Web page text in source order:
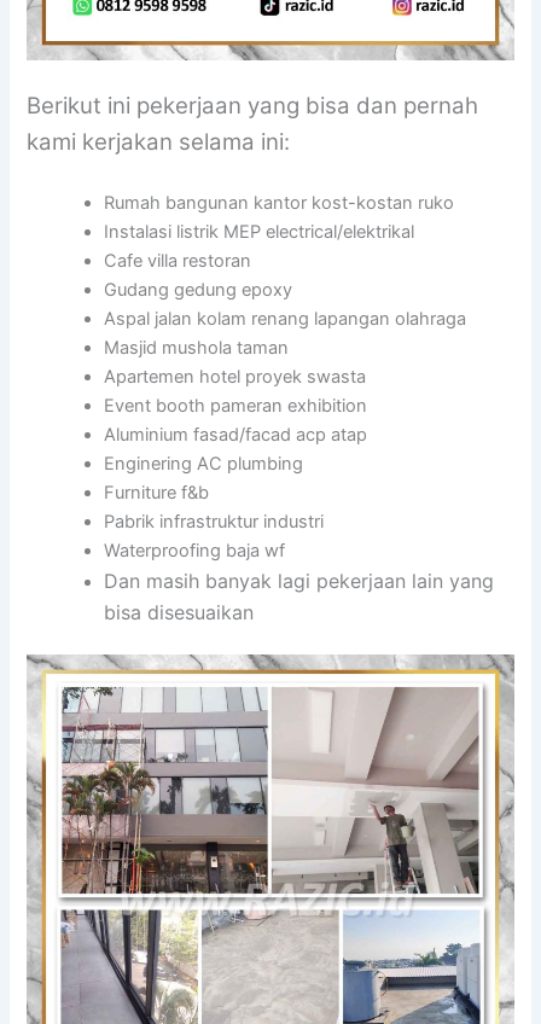
Berikut ini pekerjaan yang bisa dan pernah
kami kerjakan selama ini:
Rumah bangunan kantor kost-kostan ruko
Instalasi listrik MEP electrical/elektrikal
Cafe villa restoran
Gudang gedung epoxy
Aspal jalan kolam renang lapangan olahraga
Masjid mushola taman
Apartemen hotel proyek swasta
Event booth pameran exhibition
Aluminium fasad/facad acp atap
Enginering AC plumbing
Furniture f&b
Pabrik infrastruktur industri
Waterproofing baja wf
Dan masih banyak lagi pekerjaan lain yang
bisa disesuaikan